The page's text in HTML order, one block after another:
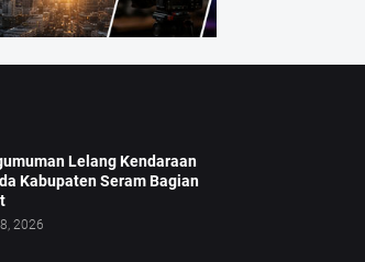
Lelang Kendaraan
Kabupaten Seram Bagian
2026